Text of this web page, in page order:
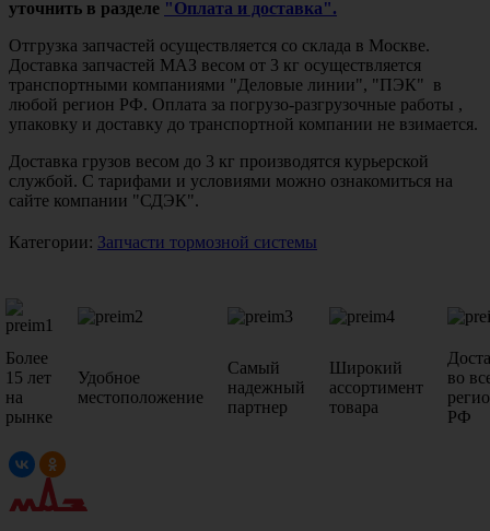
уточнить в разделе "Оплата и доставка".
Отгрузка запчастей осуществляется со склада в Москве.
Доставка запчастей МАЗ весом от 3 кг осуществляется
транспортными компаниями "Деловые линии", "ПЭК" в
любой регион РФ. Оплата за погрузо-разгрузочные работы ,
упаковку и доставку до транспортной компании не взимается.
Доставка грузов весом до 3 кг производятся курьерской
службой. С тарифами и условиями можно ознакомиться на
сайте компании "СДЭК".
Категории: Запчасти тормозной системы
Более
15 лет
на
рынке
Удобное
местоположение
Самый
надежный
партнер
Широкий
ассортимент
товара
во
РФ